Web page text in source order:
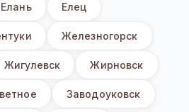
Елань Елец
Железногорск
Жигулевск Жирновск
Заводоуковск